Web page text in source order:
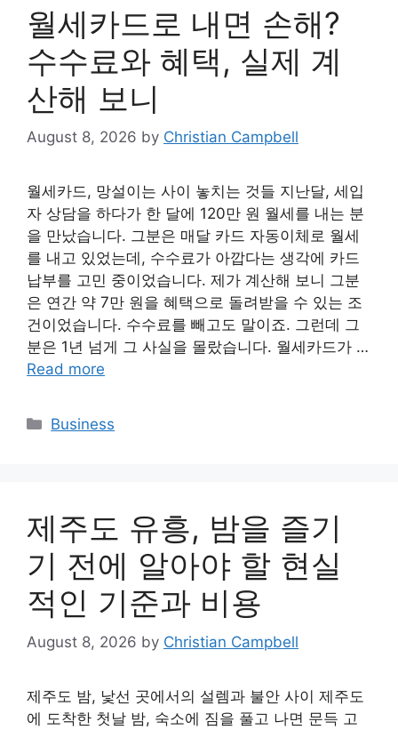
월세카드로 내면 손해?
수수료와 혜택, 실제 계
산해 보니
August 8, 2026 by Christian Campbell
월세카드, 망설이는 사이 놓치는 것들 지난달, 세입
자 상담을 하다가 한 달에 120만 원 월세를 내는 분
을 만났습니다. 그분은 매달 카드 자동이체로 월세
를 내고 있었는데, 수수료가 아깝다는 생각에 카드
납부를 고민 중이었습니다. 제가 계산해 보니 그분
은 연간 약 7만 원을 혜택으로 돌려받을 수 있는 조
건이었습니다. 수수료를 빼고도 말이죠. 그런데 그
분은 1년 넘게 그 사실을 몰랐습니다. 월세카드가 …
Read more
Categories
Business
제주도 유흥, 밤을 즐기
기 전에 알아야 할 현실
적인 기준과 비용
August 8, 2026 by Christian Campbell
제주도 밤, 낯선 곳에서의 설렘과 불안 사이 제주도
에 도착한 첫날 밤, 숙소에 짐을 풀고 나면 문득 고